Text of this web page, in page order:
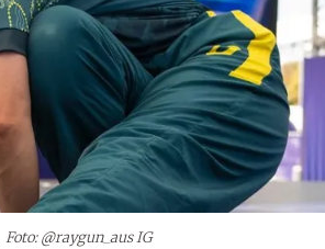
Foto: @raygun_aus IG